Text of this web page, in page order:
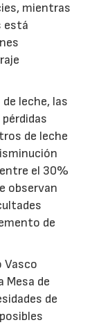
mientras
está
leche, las
de leche
el 30%
observan
de
Vasco
Mesa de
de